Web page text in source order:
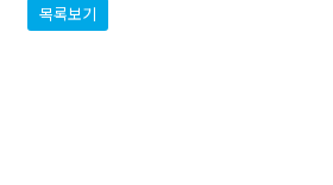
목록보기